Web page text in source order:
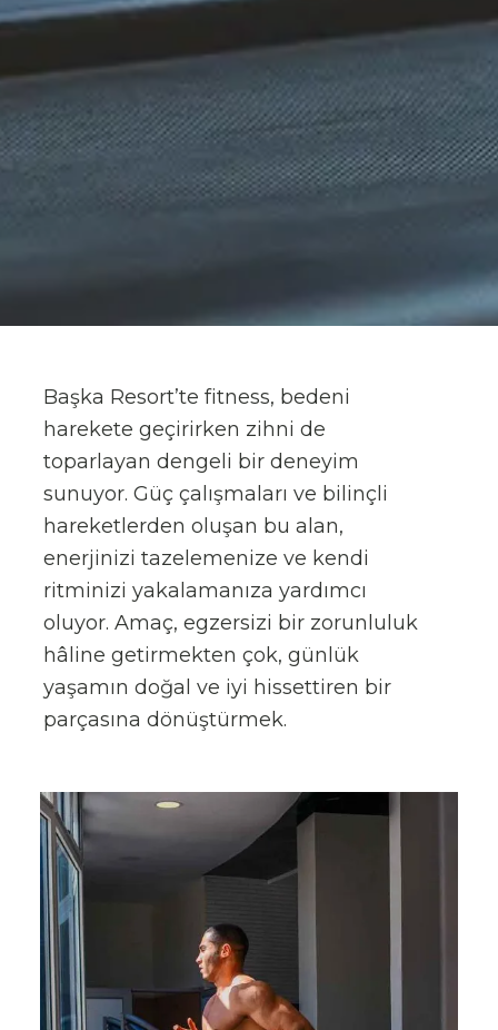
Başka Resort’te fitness, bedeni
harekete geçirirken zihni de
toparlayan dengeli bir deneyim
sunuyor. Güç çalışmaları ve bilinçli
hareketlerden oluşan bu alan,
enerjinizi tazelemenize ve kendi
ritminizi yakalamanıza yardımcı
oluyor. Amaç, egzersizi bir zorunluluk
hâline getirmekten çok, günlük
yaşamın doğal ve iyi hissettiren bir
parçasına dönüştürmek.